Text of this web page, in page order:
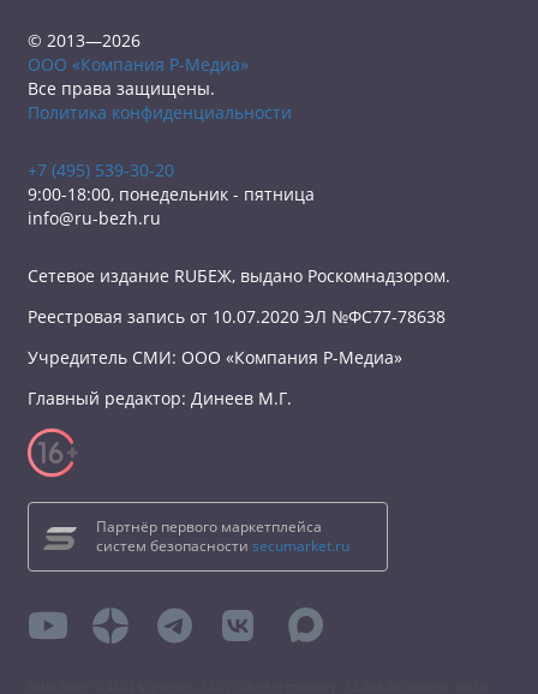
© 2013—2026
ООО «Компания Р-Медиа»
Все права защищены.
Политика конфиденциальности
+7 (495) 539-30-20
9:00-18:00, понедельник - пятница
info@ru-bezh.ru
Сетевое издание RUБЕЖ, выдано Роскомнадзором.
Реестровая запись от 10.07.2020 ЭЛ №ФС77-78638
Учредитель СМИ: ООО «Компания Р-Медиа»
Главный редактор: Динеев М.Г.
Партнёр первого маркетплейса
систем безопасности secumarket.ru